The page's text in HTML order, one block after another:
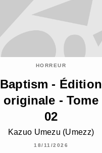
HORREUR
Baptism - Édition
originale - Tome
02
Kazuo Umezu (Umezz)
18/11/2026